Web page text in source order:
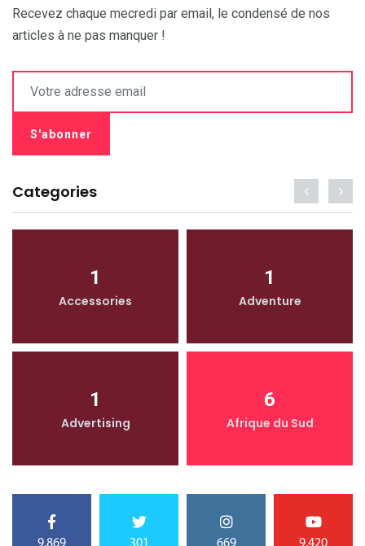
Recevez chaque mecredi par email, le condensé de nos
articles à ne pas manquer !
Categories
1
Accessories
1
Adventure
1
Advertising
6
Afrique du Sud